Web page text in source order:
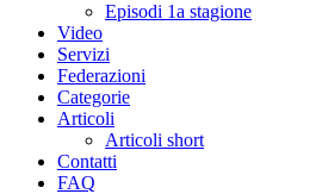
Episodi 1a stagione
Video
Servizi
Federazioni
Categorie
Articoli
Articoli short
Contatti
FAQ